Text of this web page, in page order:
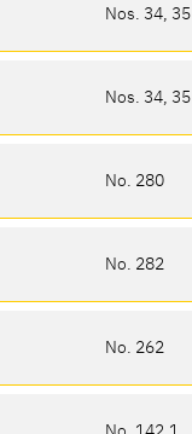
Nos. 34, 35
Nos. 34, 35
No. 280
No. 282
No. 262
No. 142.1